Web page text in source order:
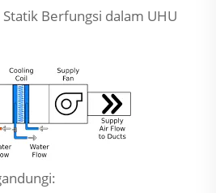
Berfungsi dalam UHU